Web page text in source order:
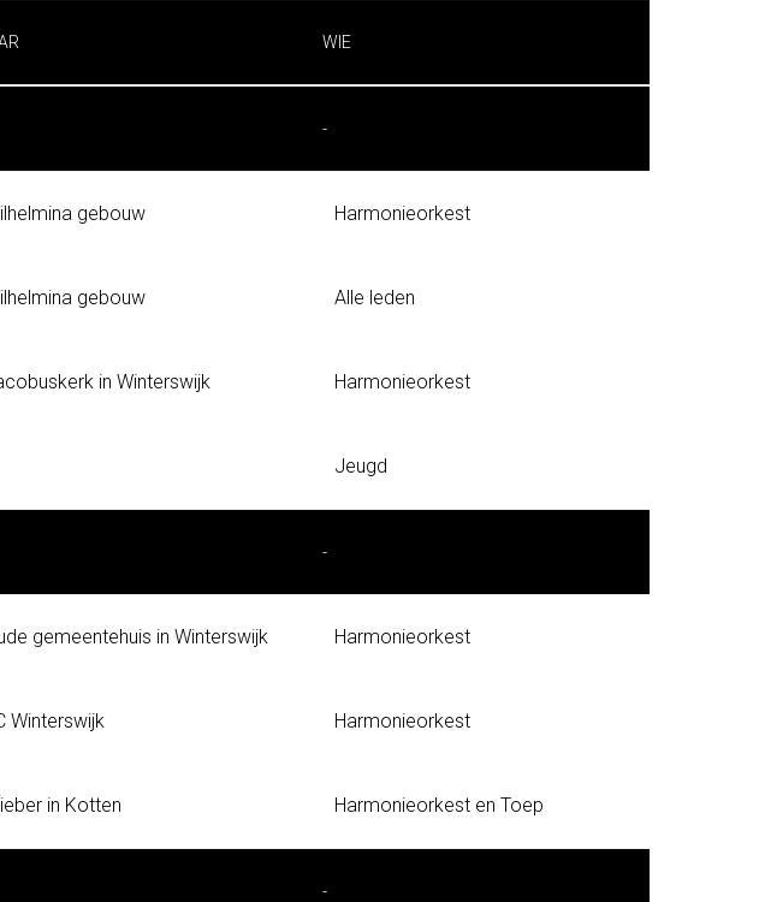
gebouw
gebouw
in Winterswijk
gemeentehuis in Winterswijk
Winterswijk
in Kotten
WIE
-
Harmonieorkest
Alle leden
Harmonieorkest
Jeugd
-
Harmonieorkest
Harmonieorkest
Harmonieorkest en Toep
-